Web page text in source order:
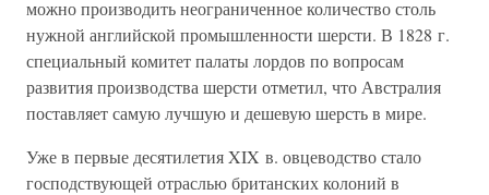
можно производить неограниченное количество столь
нужной английской промышленности шерсти. В 1828 г.
специальный комитет палаты лордов по вопросам
развития производства шерсти отметил, что Австралия
поставляет самую лучшую и дешевую шерсть в мире.
Уже в первые десятилетия XIX в. овцеводство стало
господствующей отраслью британских колоний в